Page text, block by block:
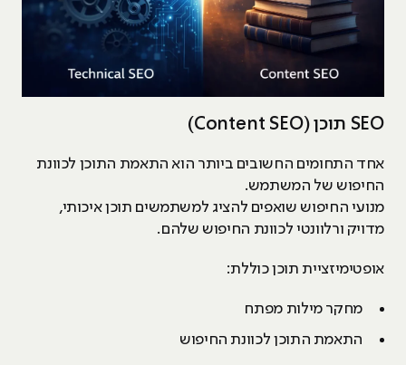
SEO תוכן (Content SEO)
אחד התחומים החשובים ביותר הוא התאמת התוכן לכוונת
החיפוש של המשתמש.
מנועי החיפוש שואפים להציג למשתמשים תוכן איכותי,
מדויק ורלוונטי לכוונת החיפוש שלהם.
אופטימיזציית תוכן כוללת:
מחקר מילות מפתח
התאמת התוכן לכוונת החיפוש